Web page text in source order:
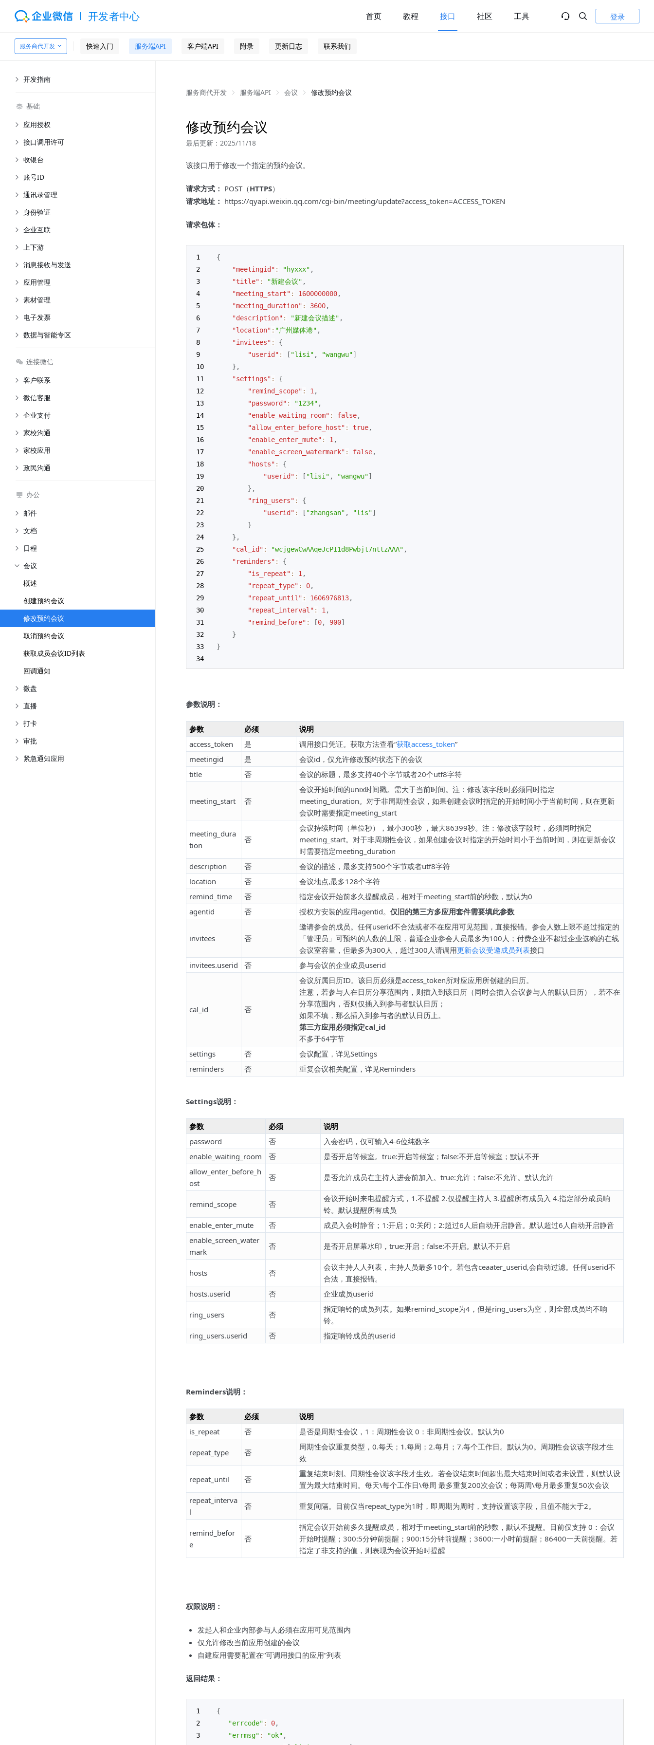
开发者中心 首页 教程 接口 社区 工具 登录
服务商代开发 快速入门 服务端API 客户端API 附录 更新日志 联系我们
开发指南
基础
应用授权
接口调用许可
收银台
账号ID
通讯录管理
身份验证
企业互联
上下游
消息接收与发送
应用管理
素材管理
电子发票
数据与智能专区
连接微信
客户联系
微信客服
企业支付
家校沟通
家校应用
政民沟通
办公
邮件
文档
日程
会议
概述
创建预约会议
修改预约会议
取消预约会议
获取成员会议ID列表
回调通知
微盘
直播
打卡
审批
紧急通知应用
服务商代开发 服务端API 会议 修改预约会议
修改预约会议
最后更新：2025/11/18
该接口用于修改一个指定的预约会议。
请求方式： POST（HTTPS）
请求地址： https://qyapi.weixin.qq.com/cgi-bin/meeting/update?access_token=ACCESS_TOKEN
请求包体：
{
"meetingid" : "hyxxx" ,
"title" : "新建会议" ,
"meeting_start" : 1600000000,
"meeting_duration" : 3600,
"description" : "新建会议描述" ,
"location" : "广州媒体港" ,
"invitees" :
{
"userid" : [ "lisi" , "wangwu"]
} ,
"settings" :
{
"remind_scope" : 1 ,
"password" : "1234" ,
"enable_waiting_room" : false,
"allow_enter_before_host" : true,
"enable_enter_mute" : 1 ,
"enable_screen_watermark" : false,
"hosts" :
{
"userid" : [ "lisi" , "wangwu"]
} ,
"ring_users" :
{
"userid" : [ "zhangsan" , "lis"]
}
} ,
"cal_id" : "wcjgewCwAAqeJcPI1d8Pwbjt7nttzAAA" ,
"reminders" :
{
"is_repeat" : 1 ,
"repeat_type" : 0,
"repeat_until" : 1606976813,
"repeat_interval" : 1 ,
"remind_before" : [0, 900]
}
}
参数说明：
参数 必须
说明
access_token
是 调用接口凭证。获取方法查看“获取access_token”
meetingid
是
会议id，仅允许修改预约状态下的会议
title
否 会议的标题，最多支持40个字节或者20个utf8字符
meeting_start 否
会议开始时间的unix时间戳。需大于当前时间。注：修改该字段时必须同时指定
meeting_duration。对于非周期性会议，如果创建会议时指定的开始时间小于当前时间，则在更新
会议时需要指定meeting_start
meeting_dura
tion
否
会议持续时间（单位秒），最小300秒 ，最大86399秒。注：修改该字段时，必须同时指定
meeting_start。对于非周期性会议，如果创建会议时指定的开始时间小于当前时间，则在更新会议
时需要指定meeting_duration
description
否
会议的描述，最多支持500个字节或者utf8字符
location
否
会议地点,最多128个字符
remind_time
否
指定会议开始前多久提醒成员，相对于meeting_start前的秒数，默认为0
agentid
否 授权方安装的应用agentid。 仅旧的第三方多应用套件需要填此参数
invitees 否
邀请参会的成员。任何userid不合法或者不在应用可见范围，直接报错。参会人数上限不超过指定的
「管理员」可预约的人数的上限，普通企业参会人员最多为100人；付费企业不超过企业选购的在线
会议室容量，但最多为300人，超过300人请调用更新会议受邀成员列表接口
invitees.userid
否 参与会议的企业成员userid
cal_id 否
会议所属日历ID。该日历必须是access_token所对应应用所创建的日历。
注意，若参与人在日历分享范围内，则插入到该日历（同时会插入会议参与人的默认日历），若不在
分享范围内，否则仅插入到参与者默认日历；
如果不填，那么插入到参与者的默认日历上。
第三方应用必须指定cal_id
不多于64字节
settings
否
会议配置，详见Settings
reminders
否 重复会议相关配置，详见Reminders
Settings说明：
参数 必须
说明
password
否
入会密码，仅可输入4-6位纯数字
enable_waiting_room
否
是否开启等候室。true:开启等候室；false:不开启等候室；默认不开
allow_enter_before_h
ost
否 是否允许成员在主持人进会前加入。true:允许；false:不允许。默认允许
remind_scope 否
会议开始时来电提醒方式，1.不提醒 2.仅提醒主持人 3.提醒所有成员入 4.指定部分成员响
铃。默认提醒所有成员
enable_enter_mute
否
成员入会时静音；1:开启；0:关闭；2:超过6人后自动开启静音。默认超过6人自动开启静音
enable_screen_water
mark
否 是否开启屏幕水印，true:开启；false:不开启。默认不开启
hosts 否
会议主持人人列表，主持人员最多10个。若包含ceaater_userid,会自动过滤。任何userid不
合法，直接报错。
hosts.userid
否 企业成员userid
ring_users 否
指定响铃的成员列表。如果remind_scope为4，但是ring_users为空，则全部成员均不响
铃。
ring_users.userid
否 指定响铃成员的userid
Reminders说明：
参数 必须
说明
is_repeat
否 是否是周期性会议，1：周期性会议 0：非周期性会议。默认为0
repeat_type 否
周期性会议重复类型，0.每天；1.每周；2.每月；7.每个工作日。默认为0。周期性会议该字段才生
效
repeat_until 否
重复结束时刻。周期性会议该字段才生效。若会议结束时间超出最大结束时间或者未设置，则默认设
置为最大结束时间。每天\每个工作日\每周 最多重复200次会议；每两周\每月最多重复50次会议
repeat_interva
l
否 重复间隔。目前仅当repeat_type为1时，即周期为周时，支持设置该字段，且值不能大于2。
remind_befor
e
否
指定会议开始前多久提醒成员，相对于meeting_start前的秒数，默认不提醒。目前仅支持 0：会议
开始时提醒；300:5分钟前提醒；900:15分钟前提醒；3600:一小时前提醒；86400一天前提醒。若
指定了非支持的值，则表现为会议开始时提醒
权限说明：
发起人和企业内部参与人必须在应用可见范围内
仅允许修改当前应用创建的会议
自建应用需要配置在“可调用接口的应用”列表
返回结果：
{
"errcode" : 0,
"errmsg" : "ok" ,